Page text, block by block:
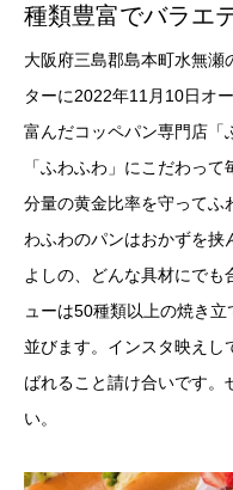
種類豊富でバラエ
大阪府三島郡島本町水無瀬
ターに2022年11月10日オ
富んだコッペパン専門店「
「ふわふわ」にこだわっ
分量の黄金比率を守ってふ
わふわのパンはおかずを挟
よしの、どんな具材にでも
ューは50種類以上の焼き
並びます。インスタ映えし
ばれること請け合いです。
い。